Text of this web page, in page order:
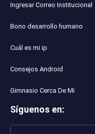
Ingresar Correo Institucional
Bono desarrollo humano
Cuál es mi ip
Consejos Android
Gimnasio Cerca De Mi
Síguenos en: